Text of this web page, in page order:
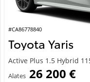
#CA86778840
Toyota Yaris
Active Plus 1.5 Hybrid
Alates 26 200 €